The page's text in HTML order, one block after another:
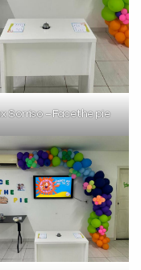
Sorriso – Face the pie
contato